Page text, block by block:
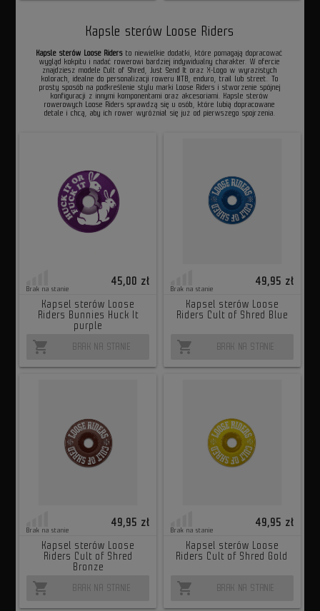
Kapsle sterów Loose Riders
Kapsle sterów Loose Riders to niewielkie dodatki, które pomagają dopracować
wygląd kokpitu i nadać rowerowi bardziej indywidualny charakter. W ofercie
znajdziesz modele Cult of Shred, Just Send It oraz X-Logo w wyrazistych
kolorach, idealne do personalizacji roweru MTB, enduro, trail lub street. To
prosty sposób na podkreślenie stylu marki Loose Riders i stworzenie spójnej
konfiguracji z innymi komponentami oraz akcesoriami. Kapsle sterów
rowerowych Loose Riders sprawdzą się u osób, które lubią dopracowane
detale i chcą, aby ich rower wyróżniał się już od pierwszego spojrzenia.
Brak na stanie
45,00 zł
Kapsel sterów Loose
Riders Bunnies Huck It
purple
shopping_cart BRAK NA STANIE
Brak na stanie
49,95 zł
Kapsel sterów Loose
Riders Cult of Shred Blue
shopping_cart BRAK NA STANIE
Brak na stanie
49,95 zł
Kapsel sterów Loose
Riders Cult of Shred
Bronze
shopping_cart BRAK NA STANIE
Brak na stanie
49,95 zł
Kapsel sterów Loose
Riders Cult of Shred Gold
shopping_cart BRAK NA STANIE